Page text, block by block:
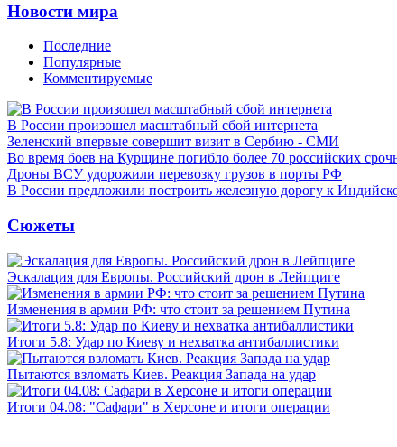
Новости мира
Последние
Популярные
Комментируемые
В России произошел масштабный сбой интернета
Зеленский впервые совершит визит в Сербию - СМИ
Во время боев на Курщине погибло более 70 российских
Дроны ВСУ удорожили перевозку грузов в порты РФ
В России предложили построить железную дорогу к
Сюжеты
Эскалация для Европы. Российский дрон в Лейпциге
Изменения в армии РФ: что стоит за решением Путина
Итоги 5.8: Удар по Киеву и нехватка антибаллистики
Пытаются взломать Киев. Реакция Запада на удар
Итоги 04.08: "Сафари" в Херсоне и итоги операции